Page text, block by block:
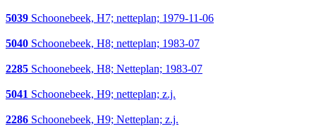
5039 Schoonebeek, H7; netteplan; 1979-11-06
5040 Schoonebeek, H8; netteplan; 1983-07
2285 Schoonebeek, H8; Netteplan; 1983-07
5041 Schoonebeek, H9; netteplan; z.j.
2286 Schoonebeek, H9; Netteplan; z.j.